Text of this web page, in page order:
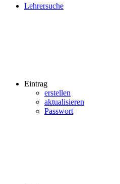
Lehrersuche
Eintrag
erstellen
aktualisieren
Passwort